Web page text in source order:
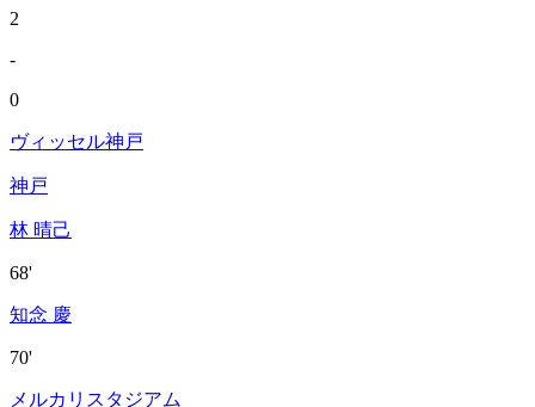
2
-
0
ヴィッセル神戸
神戸
林 晴己
68'
知念 慶
70'
メルカリスタジアム